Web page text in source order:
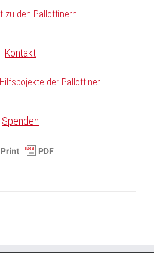
Kontakt
Spenden